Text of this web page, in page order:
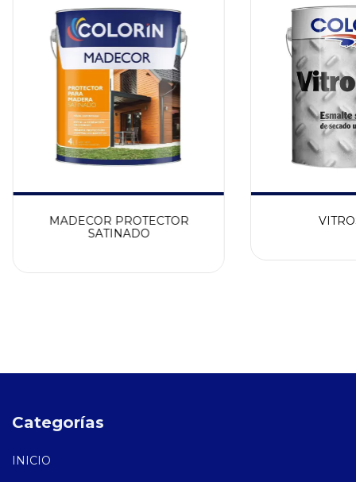
MADECOR PROTECTOR
SATINADO
Categorías
INICIO